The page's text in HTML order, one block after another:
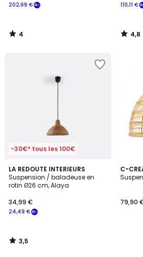
202,99 €
4
/
110,11 €
4,8
/
-30€* tous les 100€
LA REDOUTE INTERIEURS
Suspension / baladeuse en
rotin Ø26 cm, Alaya
24,49 €
34,99 €
3,5
/ 5
3,5
/
C-
79,90